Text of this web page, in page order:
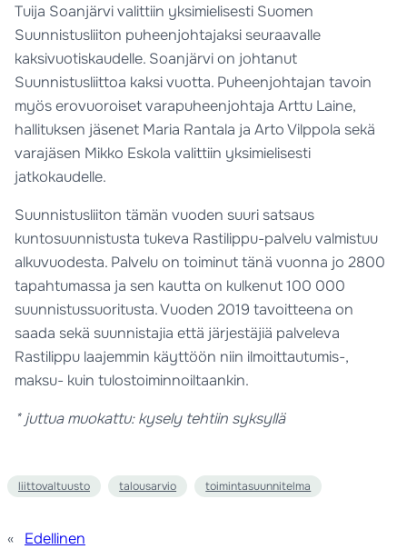
Tuija Soanjärvi valittiin yksimielisesti Suomen
Suunnistusliiton puheenjohtajaksi seuraavalle
kaksivuotiskaudelle. Soanjärvi on johtanut
Suunnistusliittoa kaksi vuotta. Puheenjohtajan tavoin
myös erovuoroiset varapuheenjohtaja Arttu Laine,
hallituksen jäsenet Maria Rantala ja Arto Vilppola sekä
varajäsen Mikko Eskola valittiin yksimielisesti
jatkokaudelle.
Suunnistusliiton tämän vuoden suuri satsaus
kuntosuunnistusta tukeva Rastilippu-palvelu valmistuu
alkuvuodesta. Palvelu on toiminut tänä vuonna jo 2800
tapahtumassa ja sen kautta on kulkenut 100 000
suunnistussuoritusta. Vuoden 2019 tavoitteena on
saada sekä suunnistajia että järjestäjiä palveleva
Rastilippu laajemmin käyttöön niin ilmoittautumis-,
maksu- kuin tulostoiminnoiltaankin.
* juttua muokattu: kysely tehtiin syksyllä
liittovaltuusto talousarvio toimintasuunnitelma
«
Edellinen